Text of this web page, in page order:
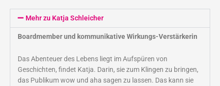
Mehr zu Katja Schleicher
Boardmember und kommunikative Wirkungs-Verstärkerin
Das Abenteuer des Lebens liegt im Aufspüren von
Geschichten, findet Katja. Darin, sie zum Klingen zu bringen,
das Publikum wow und aha sagen zu lassen. Das kann sie